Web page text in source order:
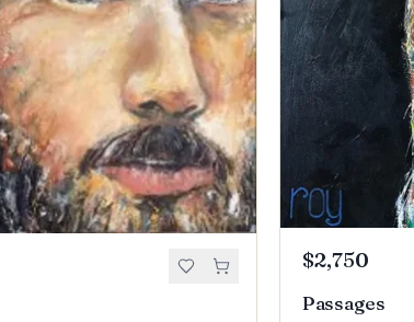
$2,750
Passages